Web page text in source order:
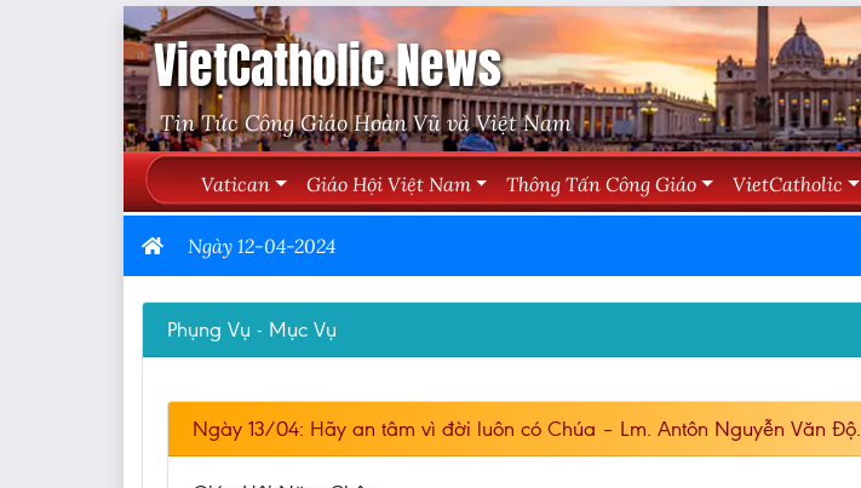
VietCatholic News
Tin Tức Công Giáo Hoàn Vũ và Việt Nam
Vatican Giáo Hội Việt Nam Thông Tấn Công Giáo VietCatholic
Ngày 12-04-2024
Phụng Vụ - Mục Vụ
Ngày 13/04: Hãy an tâm vì đời luôn có Chúa – Lm. Antôn Nguyễn Văn Độ.